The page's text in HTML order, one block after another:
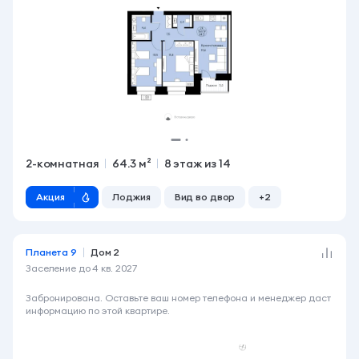
2-комнатная 64.3 м² 8 этаж из 14
Акция Лоджия Вид во двор +2
Планета 9
Дом 2
Заселение до4 кв. 2027
6 990 000 ₽
Забронирована. Оставьте ваш номер телефона и менеджер даст
информацию по этой квартире.